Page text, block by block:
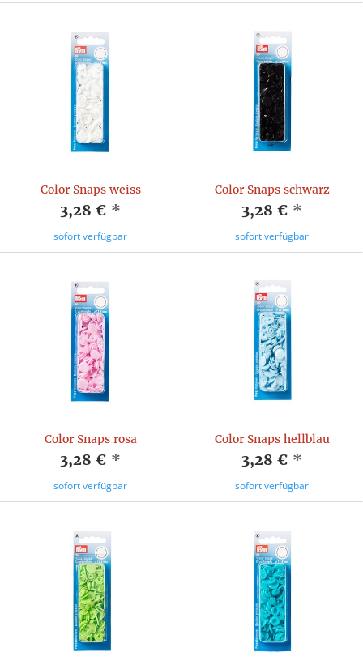
Color Snaps weiss
3,28 € *
sofort verfügbar
Color Snaps schwarz
3,28 € *
sofort verfügbar
Color Snaps rosa
3,28 € *
sofort verfügbar
Color Snaps hellblau
3,28 € *
sofort verfügbar